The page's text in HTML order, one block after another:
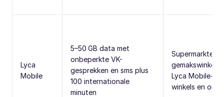
Lyca
Mobile
5–50 GB data met
onbeperkte VK-
gesprekken en sms plus
100 internationale
minuten
Supermarkten,
gemakswinkels,
Lyca Mobile-
winkels en